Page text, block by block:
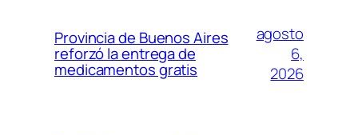
Provincia de Buenos Aires
reforzó la entrega de
medicamentos gratis
agosto
6,
2026